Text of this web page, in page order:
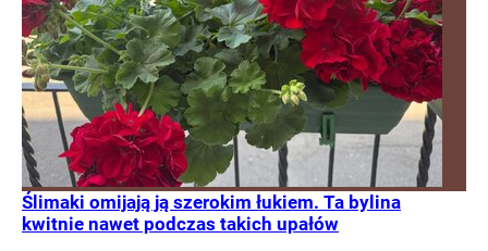
Ślimaki omijają ją szerokim łukiem. Ta bylina
kwitnie nawet podczas takich upałów